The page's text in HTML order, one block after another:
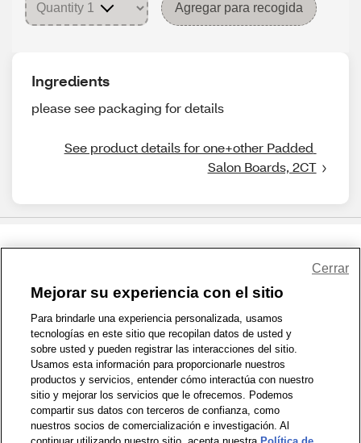
Agregar para recogida
Ingredients
please see packaging for details
See product details for one+other Padded
Salon Boards, 2CT
1-800-679-9691 | Contáctenos | Términos de Uso | Accesibilidad
Política de Privacidad | WA Privacy Policy | Mapa del sitio
Zona de Bienestar | © 1999 - 2026 CVS.com
Mejorar su experiencia con el sitio
Para brindarle una experiencia personalizada, usamos
tecnologías en este sitio que recopilan datos de usted y
sobre usted y pueden registrar las interacciones del sitio.
Usamos esta información para proporcionarle nuestros
productos y servicios, entender cómo interactúa con nuestro
sitio y mejorar los servicios que le ofrecemos. Podemos
compartir sus datos con terceros de confianza, como
nuestros socios de comercialización e investigación. Al
Cerrar